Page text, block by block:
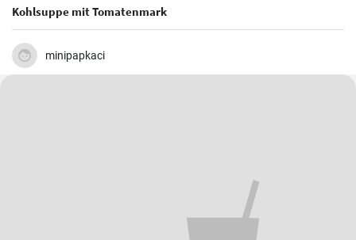
Kohlsuppe mit Tomatenmark
minipapkaci